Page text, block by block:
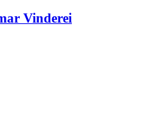
Vinderei